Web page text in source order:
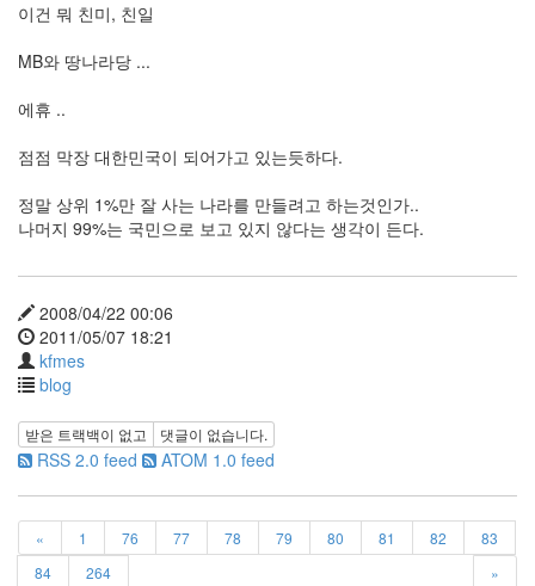
이건 뭐 친미, 친일
MB와 땅나라당 ...
에휴 ..
점점 막장 대한민국이 되어가고 있는듯하다.
정말 상위 1%만 잘 사는 나라를 만들려고 하는것인가..
나머지 99%는 국민으로 보고 있지 않다는 생각이 든다.
2008/04/22 00:06
2011/05/07 18:21
kfmes
blog
받은 트랙백이 없고 댓글이 없습니다.
RSS 2.0 feed ATOM 1.0 feed
« 1 76 77 78 79 80 81 82
83
84
264 »
테
슬
라
Java
자
온
델
전
기
차
ubuntu
Linux
90D
ACECOMBAT